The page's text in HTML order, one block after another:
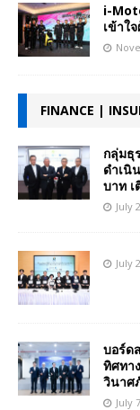
i-
เข้าใ
FINANCE |
กลุ่มธุ
ดำเนิ
บาท เ
July
July
บอร์ด
ทิศทา
วินาศ
July